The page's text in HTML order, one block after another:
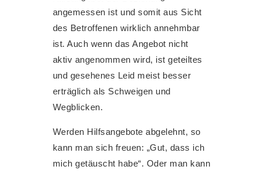
angemessen ist und somit aus Sicht
des Betroffenen wirklich annehmbar
ist. Auch wenn das Angebot nicht
aktiv angenommen wird, ist geteiltes
und gesehenes Leid meist besser
erträglich als Schweigen und
Wegblicken.
Werden Hilfsangebote abgelehnt, so
kann man sich freuen: „Gut, dass ich
mich getäuscht habe“. Oder man kann